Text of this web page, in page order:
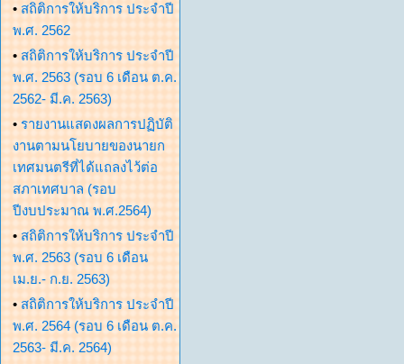
• สถิติการให้บริการ ประจำปี
พ.ศ. 2562
• สถิติการให้บริการ ประจำปี
พ.ศ. 2563 (รอบ 6 เดือน ต.ค.
2562- มี.ค. 2563)
• รายงานแสดงผลการปฏิบัติ
งานตามนโยบายของนายก
เทศมนตรีที่ได้แถลงไว้ต่อ
สภาเทศบาล (รอบ
ปีงบประมาณ พ.ศ.2564)
• สถิติการให้บริการ ประจำปี
พ.ศ. 2563 (รอบ 6 เดือน
เม.ย.- ก.ย. 2563)
• สถิติการให้บริการ ประจำปี
พ.ศ. 2564 (รอบ 6 เดือน ต.ค.
2563- มี.ค. 2564)